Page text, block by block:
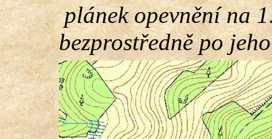
plánek opevnění na
bezprostředně po